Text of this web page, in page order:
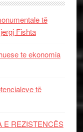
të
Fishta
te ekonomia
të
E REZISTENCЁS